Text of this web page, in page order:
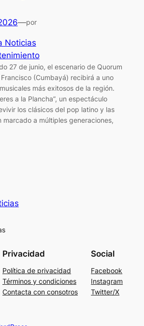
—por
Noticias
27 de junio, el escenario de Quorum
(Cumbayá) recibirá a uno
más exitosos de la región.
a la Plancha”, un espectáculo
los clásicos del pop latino y las
marcado a múltiples generaciones,
Privacidad
Política de privacidad
Términos y condiciones
Contacta con consotros
Social
Facebook
Instagram
Twitter/X